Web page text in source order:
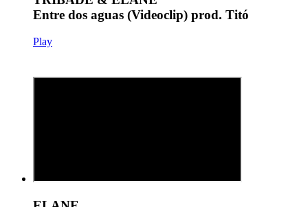
Entre dos aguas (Videoclip) prod. Titó
Play